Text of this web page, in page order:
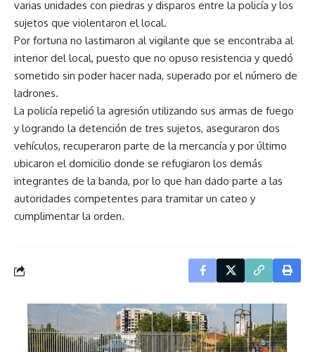
varias unidades con piedras y disparos entre la policía y los
sujetos que violentaron el local.
Por fortuna no lastimaron al vigilante que se encontraba al
interior del local, puesto que no opuso resistencia y quedó
sometido sin poder hacer nada, superado por el número de
ladrones.
La policía repelió la agresión utilizando sus armas de fuego
y logrando la detención de tres sujetos, aseguraron dos
vehículos, recuperaron parte de la mercancía y por último
ubicaron el domicilio donde se refugiaron los demás
integrantes de la banda, por lo que han dado parte a las
autoridades competentes para tramitar un cateo y
cumplimentar la orden.